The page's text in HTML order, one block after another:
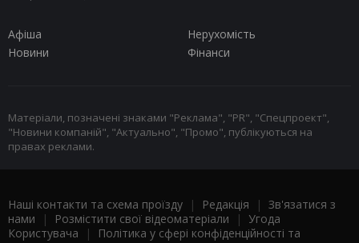
Афіша
Нерухомість
Новини
Фінанси
Матеріали, позначені знаками "Реклама", "PR", "Спецпроект",
"Новини компаній", "Актуально", "Промо", публікуються на
правах реклами.
Наші контакти та схема проїзду | Редакція | Зв'язатися з
нами | Розмістити свої відеоматеріали | Угода
Користувача |
Політика у сфері конфіденційності та